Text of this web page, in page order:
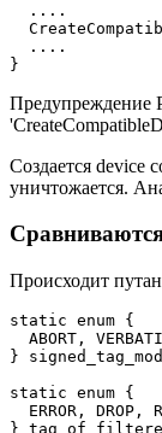
  ....
  ....
}
Предупреждение
Создается device
уничтожается.
Происходит
static enum {
ABORT,
}
static enum {
ERROR, DROP,
}